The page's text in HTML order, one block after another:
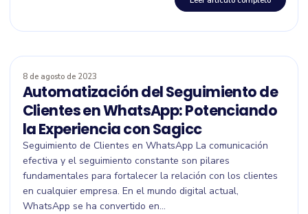
8 de agosto de 2023
Automatización del Seguimiento de
Clientes en WhatsApp: Potenciando
la Experiencia con Sagicc
Seguimiento de Clientes en WhatsApp La comunicación
efectiva y el seguimiento constante son pilares
fundamentales para fortalecer la relación con los clientes
en cualquier empresa. En el mundo digital actual,
WhatsApp se ha convertido en...